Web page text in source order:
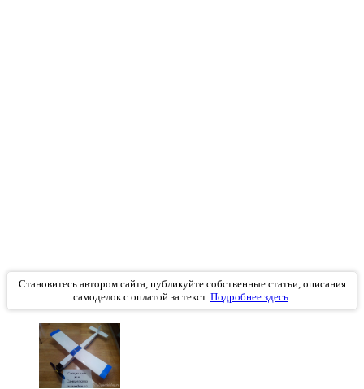
Становитесь автором сайта, публикуйте собственные статьи, описания
самоделок с оплатой за текст. Подробнее здесь.